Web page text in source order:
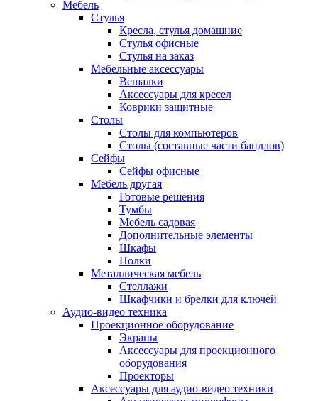
Мебель
Стулья
Кресла, стулья домашние
Стулья офисные
Стулья на заказ
Мебельные аксессуары
Вешалки
Аксессуары для кресел
Коврики защитные
Столы
Столы для компьютеров
Столы (составные части бандлов)
Сейфы
Сейфы офисные
Мебель другая
Готовые решения
Тумбы
Мебель садовая
Дополнительные элементы
Шкафы
Полки
Металлическая мебель
Стеллажи
Шкафчики и брелки для ключей
Аудио-видео техника
Проекционное оборудование
Экраны
Аксессуары для проекционного
оборудования
Проекторы
Аксессуары для аудио-видео техники